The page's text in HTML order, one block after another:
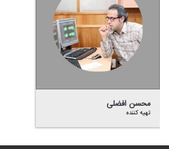
محسن افضلی
تهیه كننده